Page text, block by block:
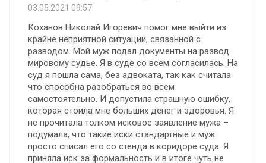
03.05.2021 09:57
Коханов Николай Игоревич помог мне выйти из
крайне неприятной ситуации, связанной с
разводом. Мой муж подал документы на развод
мировому судье. Я в суде со всем согласилась. На
суд я пошла сама, без адвоката, так как считала
что способна разобраться во всем
самостоятельно. И допустила страшную ошибку,
которая стоила мне больших денег и здоровья. Я
не прочитала толком исковое заявление мужа –
подумала, что такие иски стандартные и муж
просто списал его со стенда в коридоре суда. Я
приняла иск за формальность и в итоге чуть не